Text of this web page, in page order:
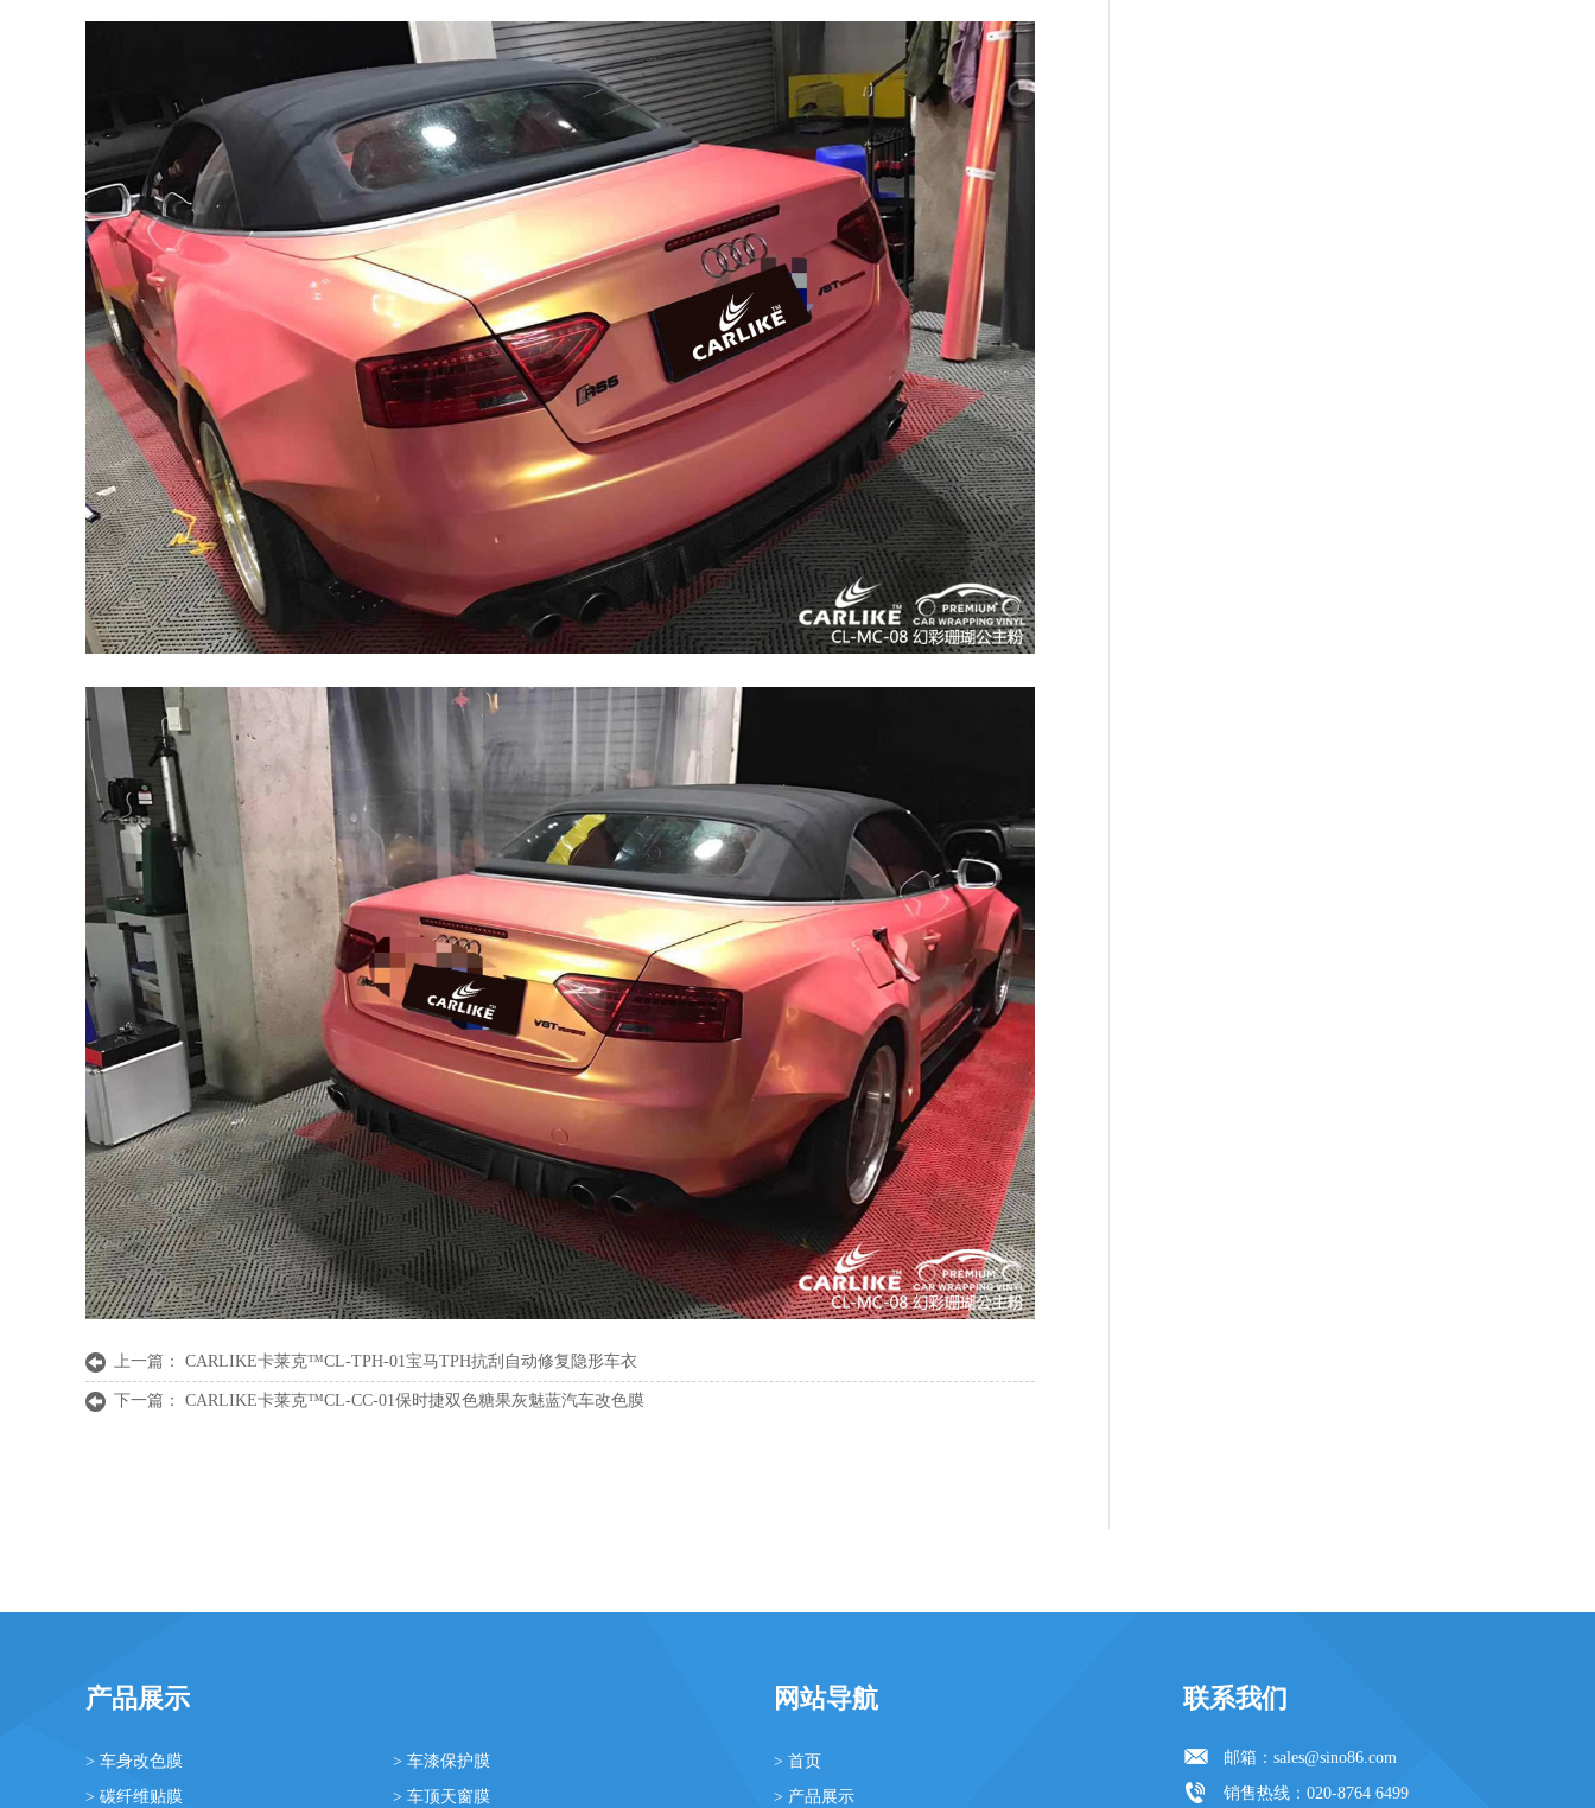
上一篇： CARLIKE卡莱克™CL-TPH-01宝马TPH抗刮自动修复隐形车衣
下一篇： CARLIKE卡莱克™CL-CC-01保时捷双色糖果灰魅蓝汽车改色膜
产品展示
> 车身改色膜
> 车漆保护膜
> 碳纤维贴膜
> 车顶天窗膜
网站导航
> 首页
> 产品展示
联系我们
邮箱： sales@sino86.com
销售热线：020-8764 6499